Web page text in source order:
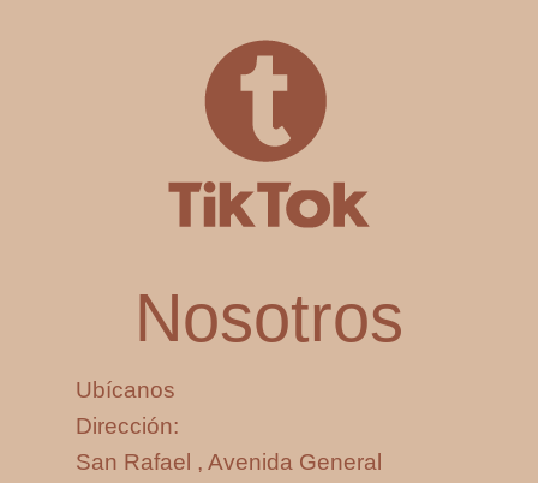
Nosotros
Ubícanos
Dirección:
San Rafael , Avenida General